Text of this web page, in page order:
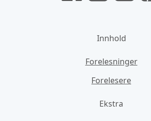
Innhold
Forelesninger
Forelesere
Ekstra